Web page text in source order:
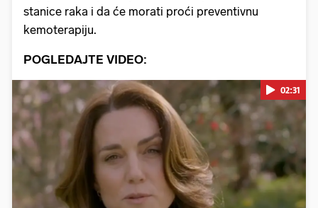
stanice raka i da će morati proći preventivnu
kemoterapiju.
POGLEDAJTE VIDEO:
Pokretanje videa...
02:31